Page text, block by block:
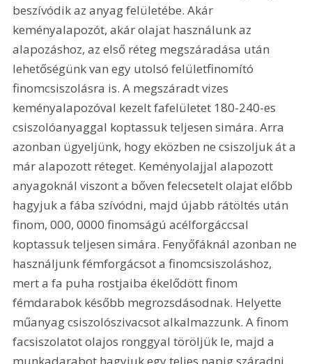
beszívódik az anyag felületébe. Akár
keményalapozót, akár olajat használunk az
alapozáshoz, az első réteg megszáradása után
lehetőségünk van egy utolsó felületfinomító
finomcsiszolásra is. A megszáradt vizes
keményalapozóval kezelt fafelületet 180-240-es
csiszolóanyaggal koptassuk teljesen simára. Arra
azonban ügyeljünk, hogy eközben ne csiszoljuk át a
már alapozott réteget. Keményolajjal alapozott
anyagoknál viszont a bőven felecsetelt olajat előbb
hagyjuk a fába szívódni, majd újabb rátöltés után
finom, 000, 0000 finomságú acélforgáccsal
koptassuk teljesen simára. Fenyőfáknál azonban ne
használjunk fémforgácsot a finomcsiszoláshoz,
mert a fa puha rostjaiba ékelődött finom
fémdarabok később megrozsdásodnak. Helyette
műanyag csiszolószivacsot alkalmazzunk. A finom
facsiszolatot olajos ronggyal töröljük le, majd a